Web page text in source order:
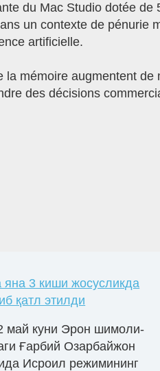
du Mac Studio dotée
un contexte de pénurie
artificielle.
mémoire augmentent
des décisions
яна 3 киши жосусликда
қатл этилди
май куни Эрон шимоли-
Ғарбий Озарбайжон
Исроил режимининг